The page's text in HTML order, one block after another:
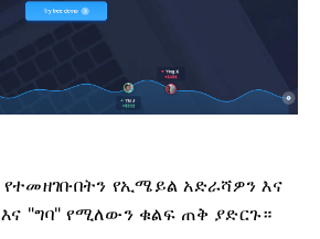
የኢሜይል አድራሻዎን እና
"ግባ" የሚለውን ቁልፍ ጠቅ ያድርጉ።